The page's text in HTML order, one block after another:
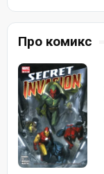
Про комикс